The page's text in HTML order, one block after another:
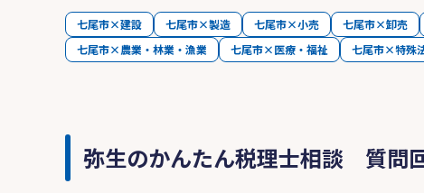
七尾市×建設 七尾市×製造 七尾市×小売 七尾市×卸売
七尾市×農業・林業・漁業
七尾市×医療・福祉 七尾市×特殊
弥生のかんたん税理士相談 質問